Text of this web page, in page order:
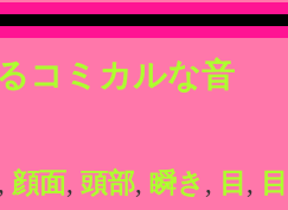
コミカルな音
, 顔面, 頭部, 瞬き , 目 ,